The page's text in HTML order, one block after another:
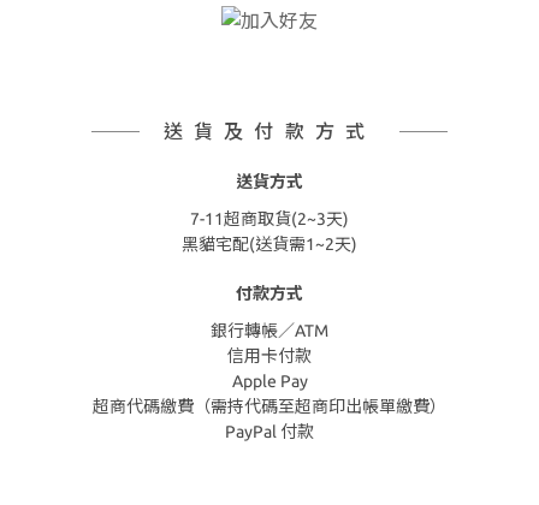
送貨及付款方式
送貨方式
7-11超商取貨(2~3天)
黑貓宅配(送貨需1~2天)
付款方式
銀行轉帳／ATM
信用卡付款
Apple Pay
超商代碼繳費（需持代碼至超商印出帳單繳費）
PayPal 付款